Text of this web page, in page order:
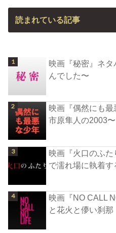
読まれている記事
映画『秘密』ネ
んでした〜
映画『偶然にも
市原隼人の2003〜
映画『火口のふた
で濡れ場に執着
映画『NO CALL
と花火と儚い刹那